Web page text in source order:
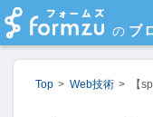
の ブ
Top Web技術 【